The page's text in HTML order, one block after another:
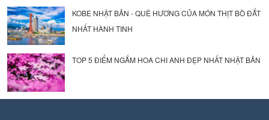
KOBE NHẬT BẢN - QUÊ HƯƠNG CỦA MÓN THỊT BÒ ĐẮT
NHẤT HÀNH TINH
TOP 5 ĐIỂM NGẮM HOA CHI ANH ĐẸP NHẤT NHẬT BẢN